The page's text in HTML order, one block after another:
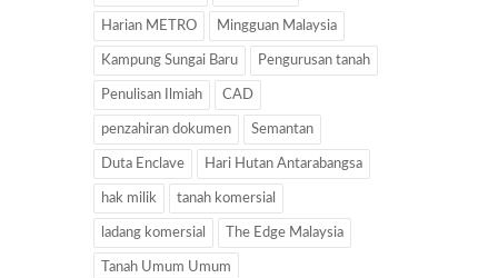
Harian METRO Mingguan Malaysia
Kampung Sungai Baru Pengurusan tanah
Penulisan Ilmiah CAD
penzahiran dokumen Semantan
Duta Enclave Hari Hutan Antarabangsa
hak milik tanah komersial
ladang komersial The Edge Malaysia
Tanah Umum Umum